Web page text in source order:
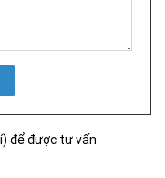
để được tư vấn